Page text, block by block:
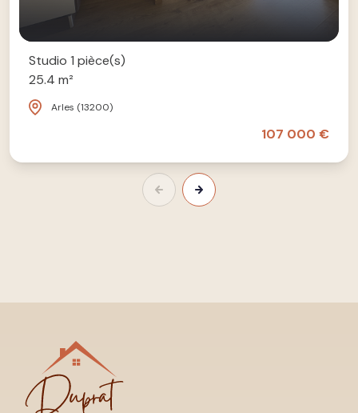
Studio 1 pièce(s)
25.4 m²
Arles (13200)
107 000 €